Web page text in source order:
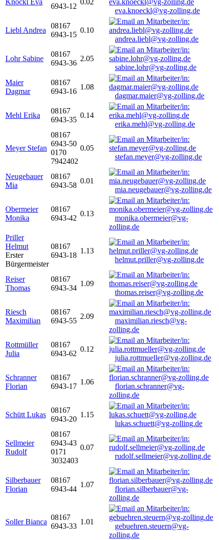
Knöckl Eva
6943-12
0.02
eva.knoeckl@vg-zolling.de
Liebl Andrea
08167
6943-15
0.10
andrea.liebl@vg-zolling.de
Lohr Sabine
08167
6943-36
2.05
sabine.lohr@vg-zolling.de
Maier
Dagmar
08167
6943-16
1.08
dagmar.maier@vg-zolling.de
Mehl Erika
08167
6943-35
0.14
erika.mehl@vg-zolling.de
Meyer Stefan
08167
6943-50
0170
7942402
0.05
stefan.meyer@vg-zolling.de
Neugebauer
Mia
08167
6943-58
0.01
mia.neugebauer@vg-zolling.de
Obermeier
Monika
08167
6943-42
0.13
monika.obermeier@vg-
zolling.de
Priller
Helmut
Erster
Bürgermeister
08167
6943-18
1.13
helmut.priller@vg-zolling.de
Reiser
Thomas
08167
6943-34
1.09
thomas.reiser@vg-zolling.de
Riesch
Maximilian
08167
6943-55
2.09
maximilian.riesch@vg-
zolling.de
Rottmüller
Julia
08167
6943-62
0.12
julia.rottmueller@vg-zolling.de
Schranner
Florian
08167
6943-17
1.06
florian.schranner@vg-
zolling.de
Schütt Lukas
08167
6943-20
1.15
lukas.schuett@vg-zolling.de
Sellmeier
Rudolf
08167
6943-43
0171
3032403
0.07
rudolf.sellmeier@vg-zolling.de
Silberbauer
Florian
08167
6943-44
1.07
florian.silberbauer@vg-
zolling.de
Soller Bianca
08167
6943-33
1.01
gebuehren.steuern@vg-
zolling.de